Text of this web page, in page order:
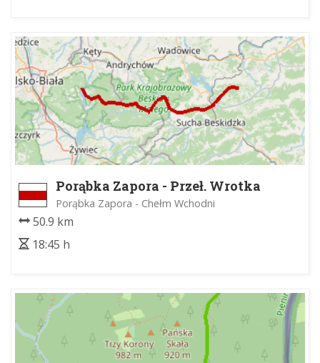
Porąbka Zapora - Przeł. Wrotka
Porąbka Zapora - Chełm Wchodni
50.9 km
18:45 h